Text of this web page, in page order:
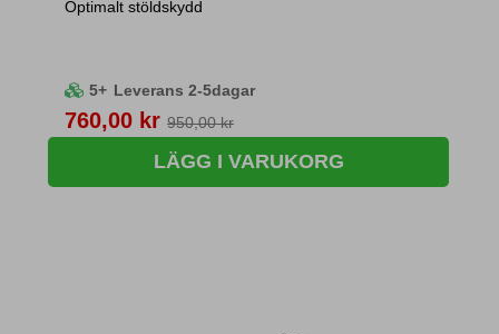
Optimalt stöldskydd
5+ Leverans 2-5dagar
Pris
760,00 kr 950,00 kr
LÄGG I VARUKORG